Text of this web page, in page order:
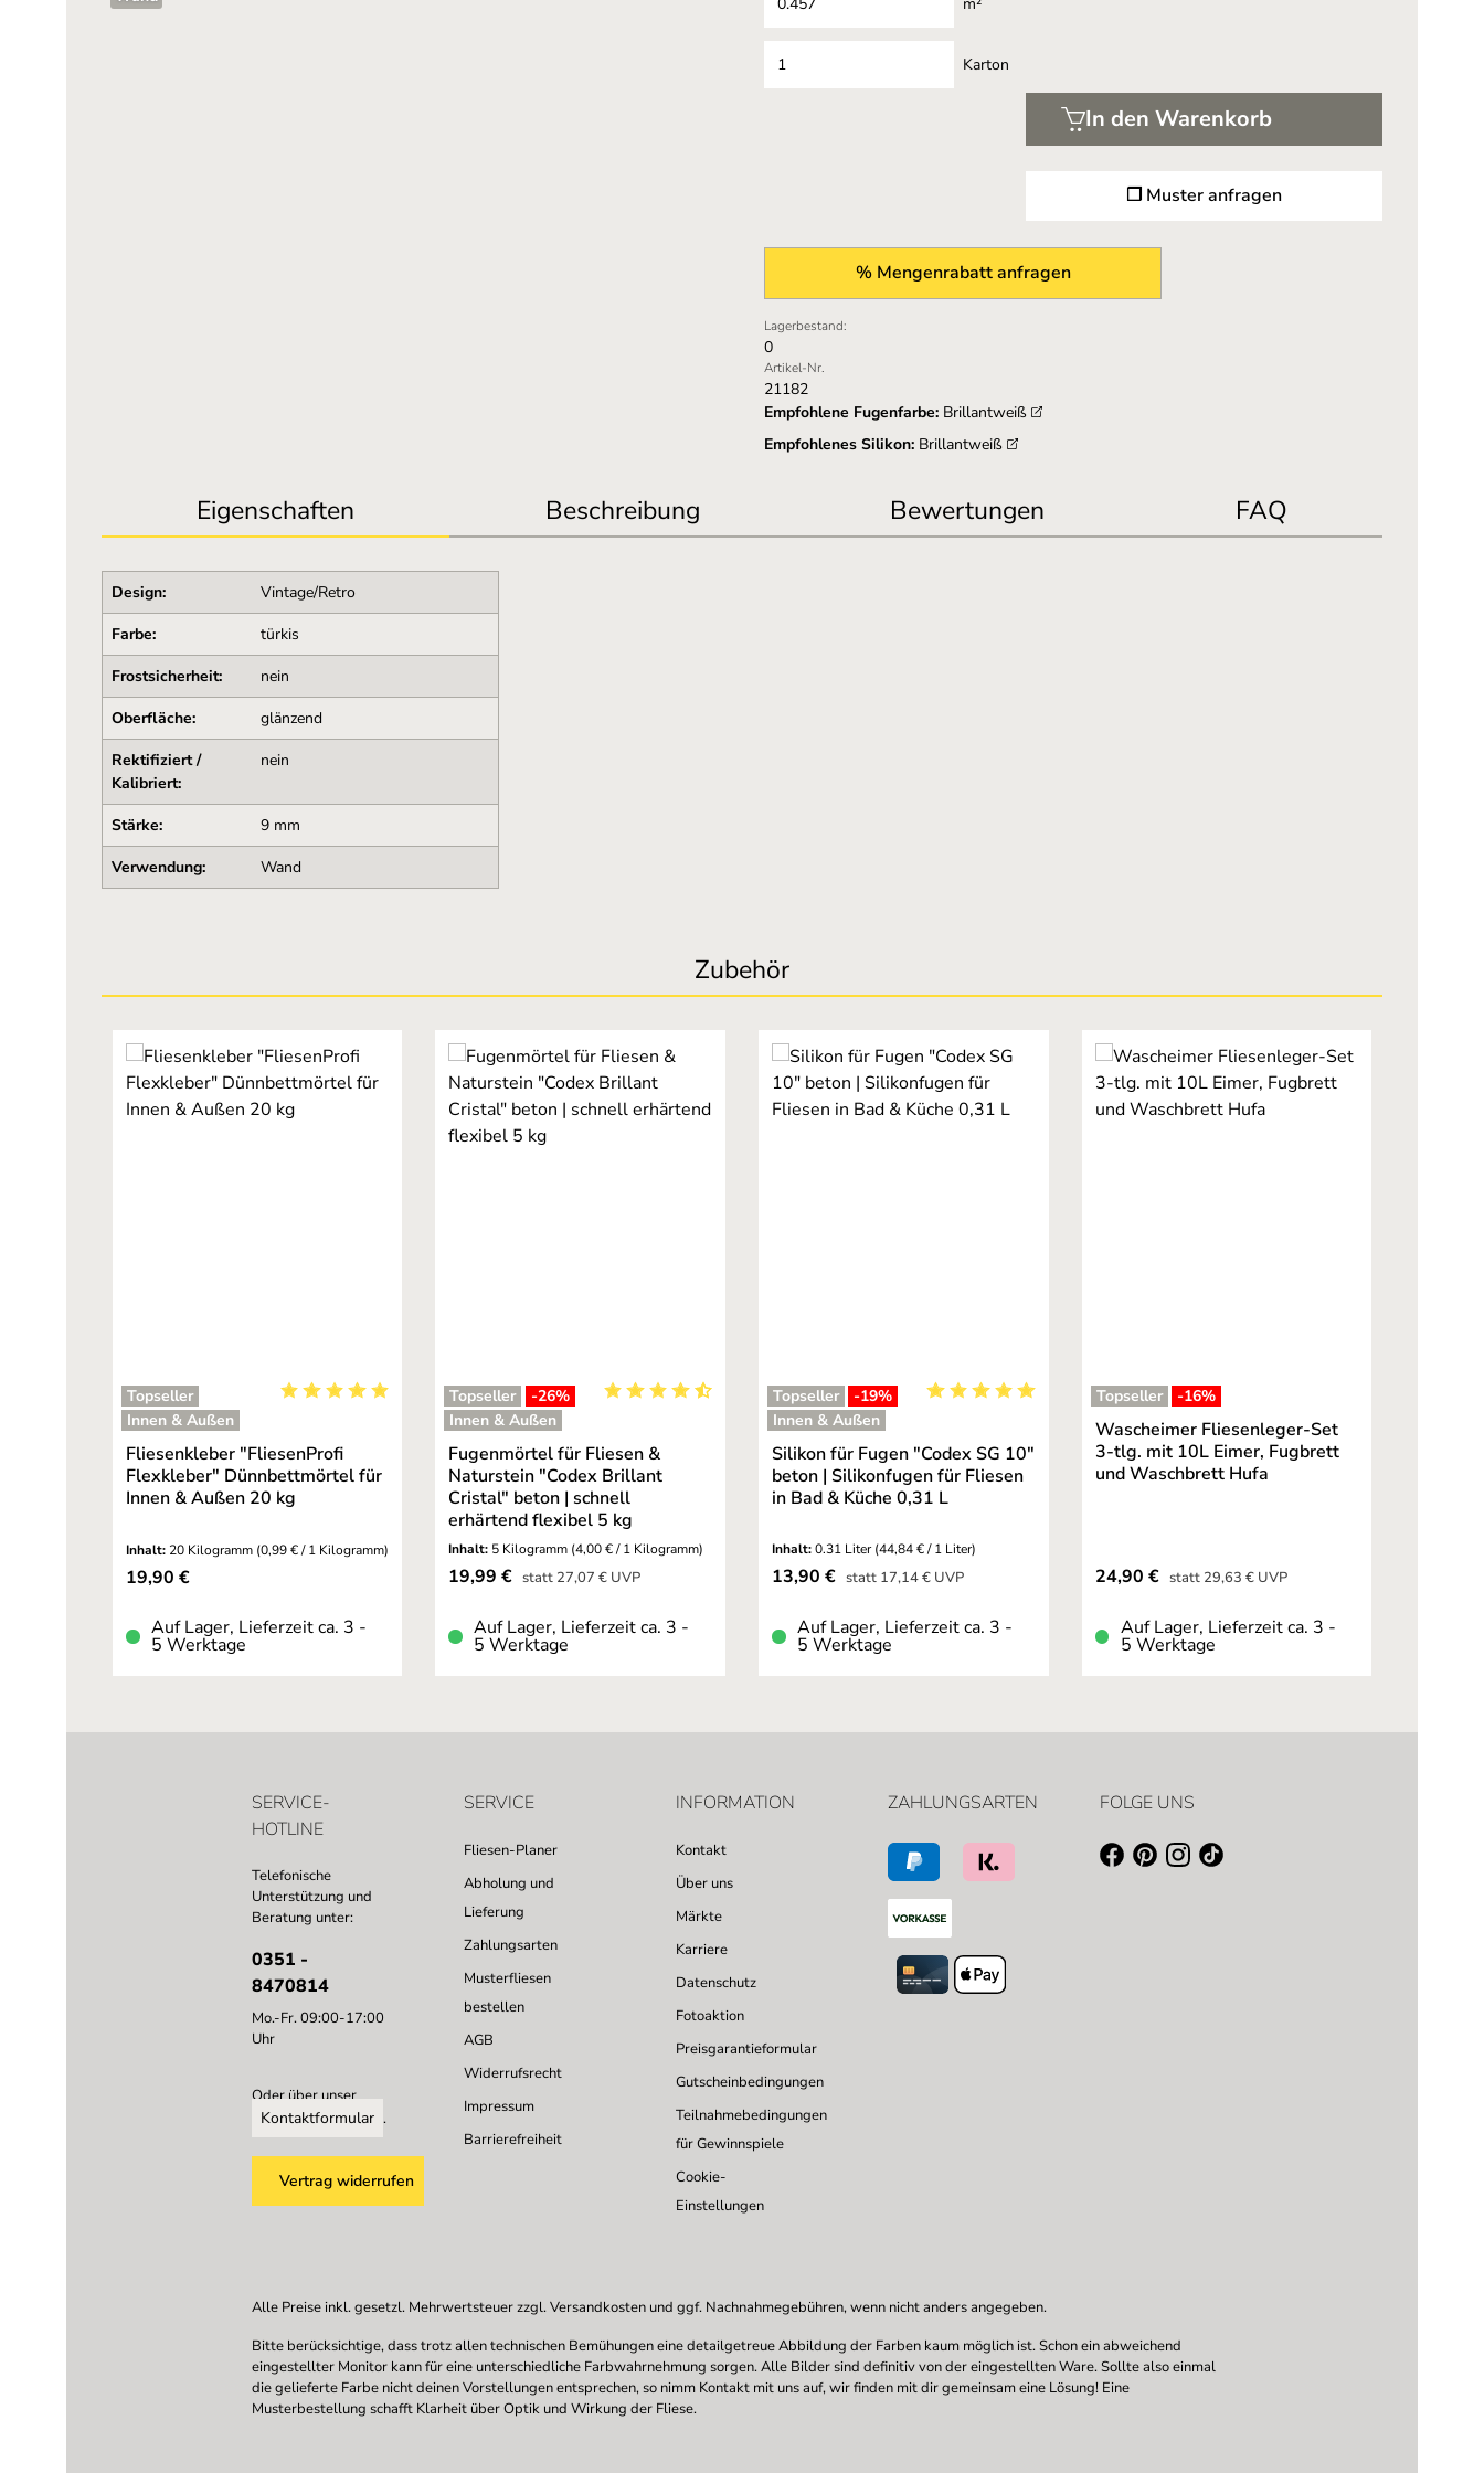
❐ Muster anfragen
Karton
In den Warenkorb
% Mengenrabatt anfragen
Lagerbestand:
0
Artikel-Nr.
21182
Empfohlene Fugenfarbe: Brillantweiß
Empfohlenes Silikon: Brillantweiß
Eigenschaften Beschreibung Bewertungen FAQ
Design:
Vintage/Retro
Farbe:
türkis
Frostsicherheit:
nein
Oberfläche:
glänzend
Rektifiziert /
Kalibriert:
nein
Stärke:
9 mm
Verwendung:
Wand
Zubehör
Produktgalerie überspringen
Topseller
Innen & Außen
Durchschnittliche Bewertung von 5 von 5 Sternen
Fliesenkleber "FliesenProfi
Flexkleber" Dünnbettmörtel für
Innen & Außen 20 kg
Inhalt: 20 Kilogramm (0,99 € / 1 Kilogramm)
Regulärer Preis:
19,90 €
Auf Lager, Lieferzeit ca. 3 -
5 Werktage
Topseller -26%
Innen & Außen
Durchschnittliche Bewertung von 4.95 von 5 Sternen
Fugenmörtel für Fliesen &
Naturstein "Codex Brillant
Cristal" beton | schnell
erhärtend flexibel 5 kg
Inhalt: 5 Kilogramm (4,00 € / 1 Kilogramm)
Verkaufspreis:
19,99 € statt Regulärer Preis:
27,07 € UVP
Auf Lager, Lieferzeit ca. 3 -
5 Werktage
Topseller -19%
Innen & Außen
Durchschnittliche Bewertung von 5 von 5 Sternen
Silikon für Fugen "Codex SG 10"
beton | Silikonfugen für Fliesen
in Bad & Küche 0,31 L
Inhalt:0.31 Liter(44,84 € / 1 Liter)
Verkaufspreis:
13,90 € statt Regulärer Preis:
17,14 € UVP
Auf Lager, Lieferzeit ca. 3 -
5 Werktage
Topseller -16%
Wascheimer Fliesenleger-Set
3-tlg. mit 10L Eimer, Fugbrett
und Waschbrett Hufa
Verkaufspreis:
24,90 € statt Regulärer Preis:
29,63 €UVP
Auf Lager, Lieferzeit ca. 3 -
5 Werktage
SERVICE-
HOTLINE
Telefonische
Unterstützung und
Beratung unter:
0351 -
8470814
Mo.-Fr. 09:00-17:00
Uhr
Oder über unser
Kontaktformular .
Vertrag widerrufen
SERVICE
Fliesen-Planer
Abholung und
Lieferung
Zahlungsarten
Musterfliesen
bestellen
AGB
Widerrufsrecht
Impressum
Barrierefreiheit
INFORMATION
Kontakt
Über uns
Märkte
Karriere
Datenschutz
Fotoaktion
Preisgarantieformular
Gutscheinbedingungen
Teilnahmebedingungen
für Gewinnspiele
Cookie-
Einstellungen
ZAHLUNGSARTEN FOLGE UNS
Alle Preise inkl. gesetzl. Mehrwertsteuer zzgl.Versandkosten und ggf. Nachnahmegebühren, wenn nicht anders angegeben.
Bitte berücksichtige, dass trotz allen technischen Bemühungen eine detailgetreue Abbildung der Farben kaum möglich ist. Schon ein abweichend
eingestellter Monitor kann für eine unterschiedliche Farbwahrnehmung sorgen. Alle Bilder sind definitiv von der eingestellten Ware. Sollte also einmal
die gelieferte Farbe nicht deinen Vorstellungen entsprechen, so nimm Kontakt mit uns auf, wir finden mit dir gemeinsam eine Lösung! Eine
Musterbestellung schafft Klarheit über Optik und Wirkung der Fliese.